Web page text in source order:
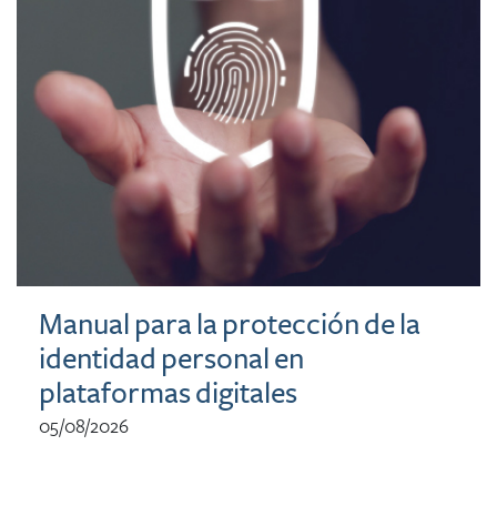
Manual para la protección de la
identidad personal en
plataformas digitales
05/08/2026